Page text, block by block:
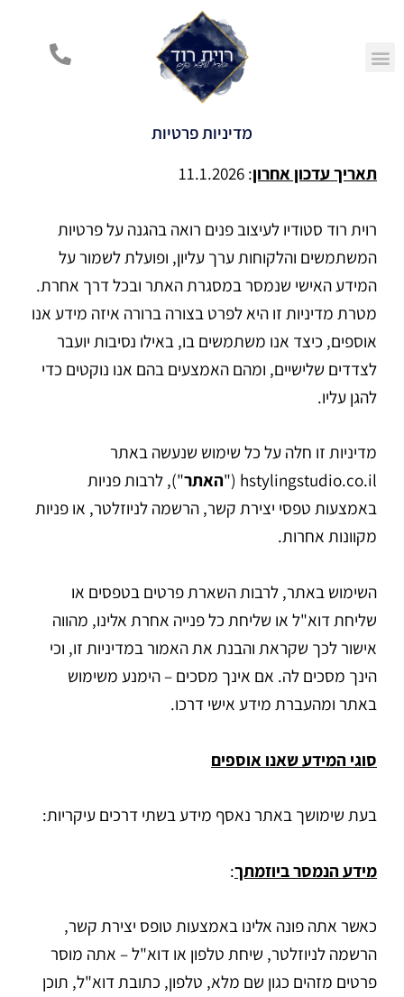
מדיניות פרטיות
תאריך עדכון אחרון: ‎11.1.2026
רוית רוד סטודיו לעיצוב פנים רואה בהגנה על פרטיות
המשתמשים והלקוחות ערך עליון, ופועלת לשמור על
המידע האישי שנמסר במסגרת האתר ובכל דרך אחרת.
מטרת מדיניות זו היא לפרט בצורה ברורה איזה מידע אנו
אוספים, כיצד אנו משתמשים בו, באילו נסיבות יועבר
לצדדים שלישיים, ומהם האמצעים בהם אנו נוקטים כדי
להגן עליו.
מדיניות זו חלה על כל שימוש שנעשה באתר
hstylingstudio.co.il ("
האתר"), לרבות פניות
באמצעות טפסי יצירת קשר, הרשמה לניוזלטר, או פניות
מקוונות אחרות.
השימוש באתר, לרבות השארת פרטים בטפסים או
שליחת דוא"ל או שליחת כל פנייה אחרת אלינו, מהווה
אישור לכך שקראת והבנת את האמור במדיניות זו, וכי
הינך מסכים לה. אם אינך מסכים – הימנע משימוש
באתר ומהעברת מידע אישי דרכו.
סוגי המידע שאנו אוספים
בעת שימושך באתר נאסף מידע בשתי דרכים עיקריות:
מידע הנמסר ביוזמתך:
כאשר אתה פונה אלינו באמצעות טופס יצירת קשר,
הרשמה לניוזלטר, שיחת טלפון או דוא"ל – אתה מוסר
פרטים מזהים כגון שם מלא, טלפון, כתובת דוא"ל, תוכן